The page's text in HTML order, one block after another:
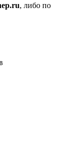
, либо по